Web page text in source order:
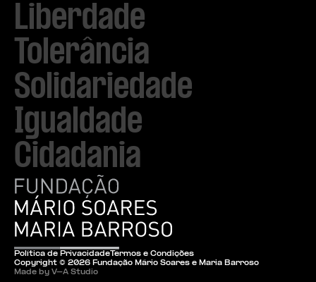
Liberdade
Tolerância
Solidariedade
Igualdade
Cidadania
Política de PrivacidadeTermos e Condições
Copyright © 2026 Fundação Mário Soares e Maria Barroso
Made by V–A Studio